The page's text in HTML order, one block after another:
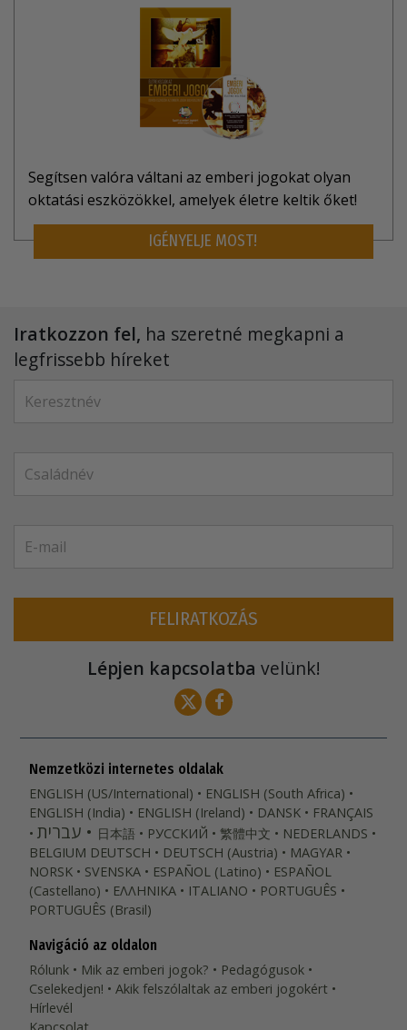
Segítsen valóra váltani az emberi jogokat olyan
oktatási eszközökkel, amelyek életre keltik őket!
IGÉNYELJE MOST!
Iratkozzon fel, ha szeretné megkapni a
legfrissebb híreket
FELIRATKOZÁS
Lépjen kapcsolatba velünk!
Nemzetközi internetes oldalak
ENGLISH (US/International)
ENGLISH (South Africa)
ENGLISH (India)
ENGLISH (Ireland) DANSK FRANÇAIS
עברית 日本語 РУССКИЙ 繁體中文
NEDERLANDS
BELGIUM DEUTSCH DEUTSCH (Austria)
MAGYAR
NORSK
SVENSKA ESPAÑOL (Latino)
ESPAÑOL
(Castellano)
ΕΛΛΗΝΙΚA ITALIANO
PORTUGUÊS
PORTUGUÊS (Brasil)‎
Navigáció az oldalon
Rólunk
Mik az emberi jogok?
Pedagógusok
Cselekedjen!
Akik felszólaltak az emberi jogokért
Hírlevél